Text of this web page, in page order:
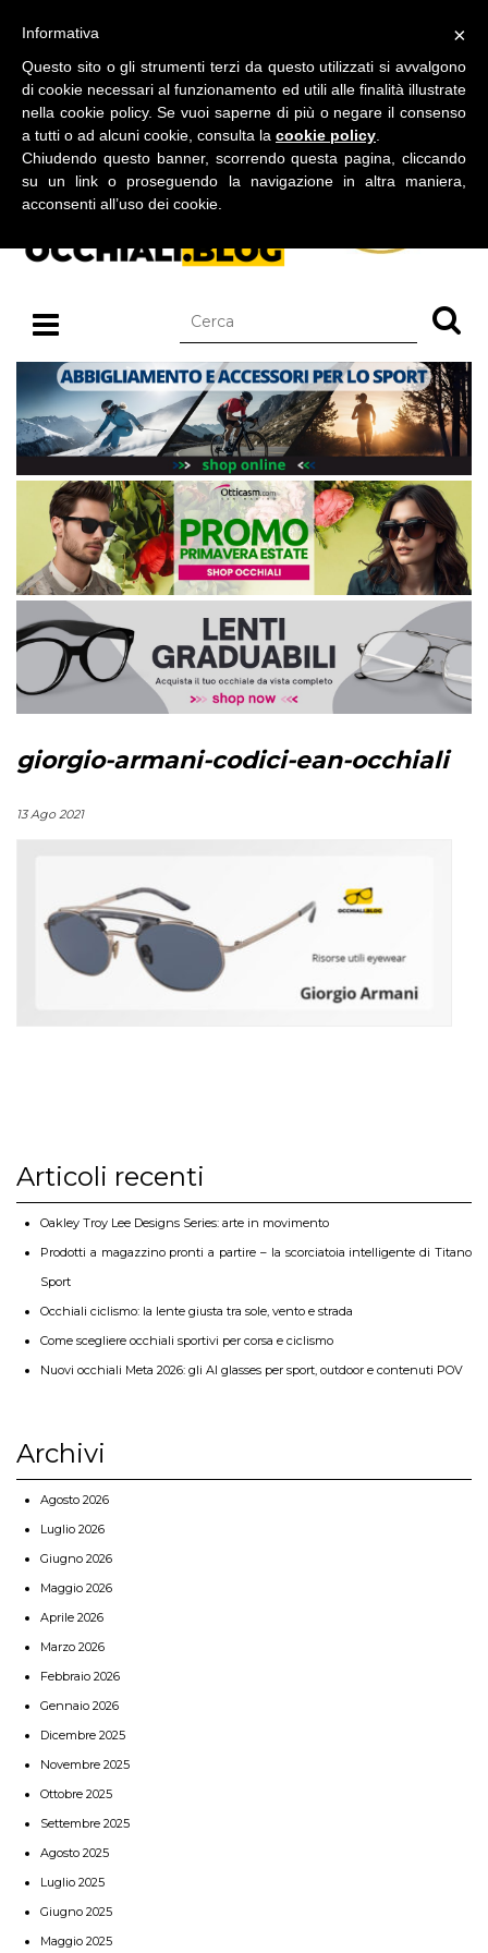
BLOG SU OCCHIALI DA SOLE E OCCHIALI DA VISTA
giorgio-armani-codici-ean-occhiali
13 Ago 2021
Articoli recenti
Oakley Troy Lee Designs Series: arte in movimento
Prodotti a magazzino pronti a partire – la scorciatoia intelligente di Titano
Sport
Occhiali ciclismo: la lente giusta tra sole, vento e strada
Come scegliere occhiali sportivi per corsa e ciclismo
Nuovi occhiali Meta 2026: gli AI glasses per sport, outdoor e contenuti POV
Archivi
Agosto 2026
Luglio 2026
Giugno 2026
Maggio 2026
Aprile 2026
Marzo 2026
Febbraio 2026
Gennaio 2026
Dicembre 2025
Novembre 2025
Ottobre 2025
Settembre 2025
Agosto 2025
Luglio 2025
Giugno 2025
Maggio 2025
×
Informativa
Questo sito o gli strumenti terzi da questo utilizzati si avvalgono
di cookie necessari al funzionamento ed utili alle finalità illustrate
nella cookie policy. Se vuoi saperne di più o negare il consenso
a tutti o ad alcuni cookie, consulta la cookie policy
Chiudendo questo banner, scorrendo questa pagina, cliccando
su un link o proseguendo la navigazione in altra maniera,
acconsenti all’uso dei cookie.